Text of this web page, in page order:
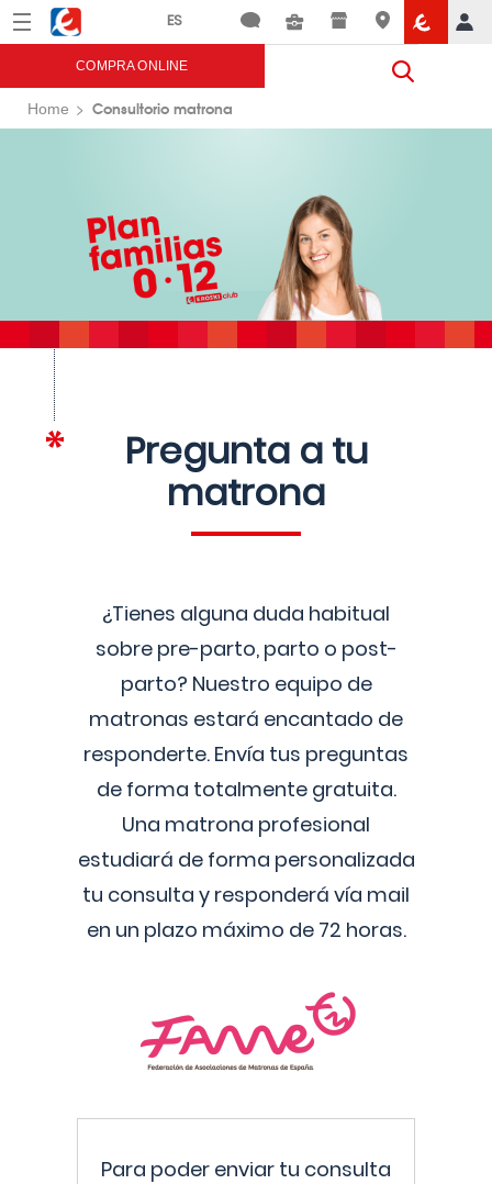
Menú Eroski
COMPRA ONLINE
Home Consultorio matrona
Pregunta a tu
matrona
¿Tienes alguna duda habitual
sobre pre-parto, parto o post-
parto? Nuestro equipo de
matronas estará encantado de
responderte. Envía tus preguntas
de forma totalmente gratuita.
Una matrona profesional
estudiará de forma personalizada
tu consulta y responderá vía mail
en un plazo máximo de 72 horas.
Para poder enviar tu consulta